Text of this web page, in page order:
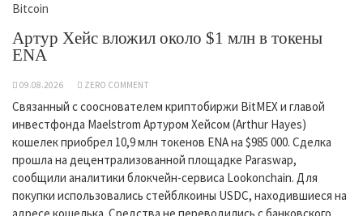
Bitcoin
Артур Хейс вложил около $1 млн в токены
ENA
09.08.2026 ZERO COMMENT
Связанный с сооснователем криптобиржи BitMEX и главой
инвестфонда Maelstrom Артуром Хейсом (Arthur Hayes)
кошелек приобрел 10,9 млн токенов ENA на $985 000. Сделка
прошла на децентрализованной площадке Paraswap,
сообщили аналитики блокчейн-сервиса Lookonchain. Для
покупки использовались стейблкоины USDC, находившиеся на